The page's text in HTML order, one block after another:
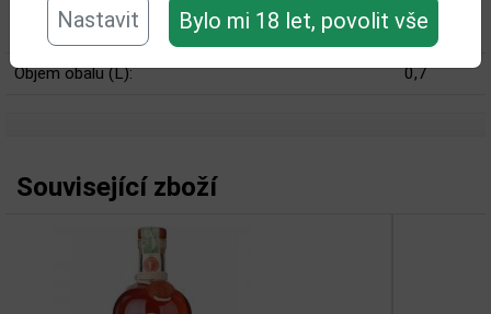
Nastavit Bylo mi 18 let, povolit vše
Obsah alkoholu obj. %: 40
Objem obalu (L): 0,7
Související zboží